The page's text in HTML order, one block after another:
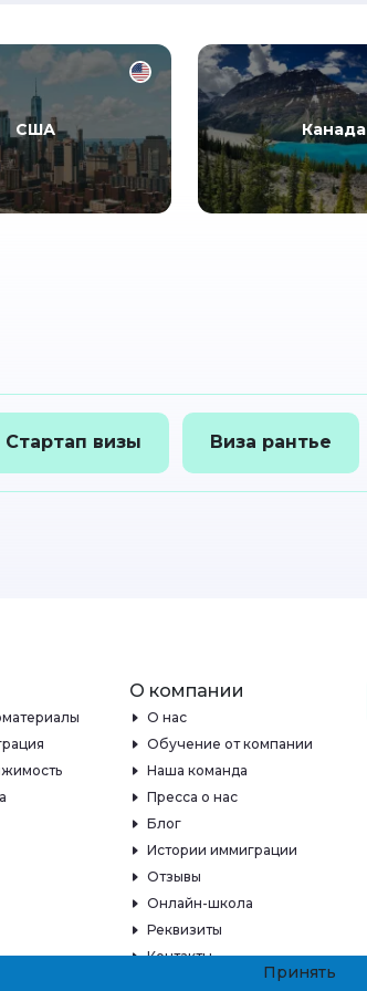
США Канада
Стартап визы Виза рантье
О компании
О нас
Обучение от компании
Наша команда
Пресса о нас
Блог
Истории иммиграции
Отзывы
Онлайн-школа
Реквизиты
Контакты
Принять